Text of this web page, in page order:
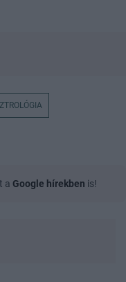
a Google hírekben is!